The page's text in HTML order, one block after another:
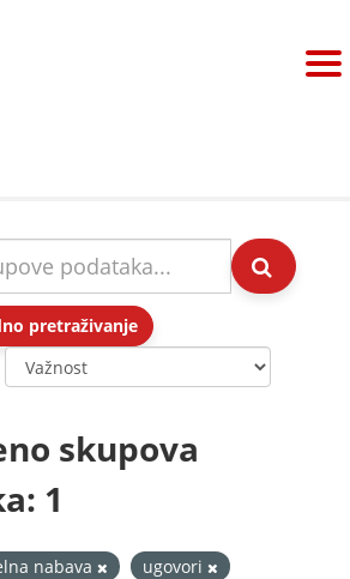
pretraživanje
skupova
1
nabava
ugovori